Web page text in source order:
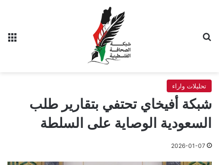
تحليلات واراء
شبكة أفيخاي تحتفي بتقارير طلب
السعودية الوصاية على السلطة
2026-01-07